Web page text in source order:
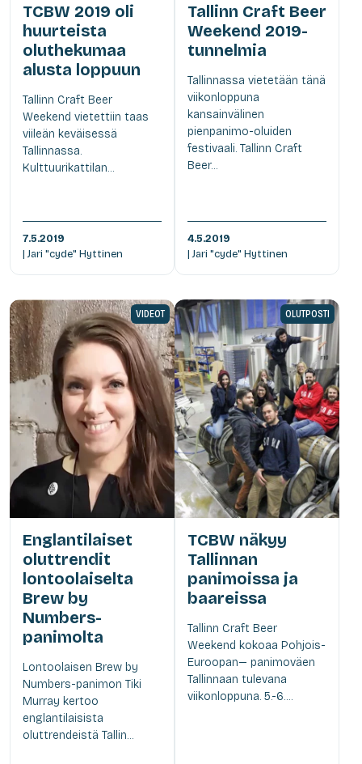
TCBW 2019 oli
huurteista
oluthekumaa
alusta loppuun
Tallinn Craft Beer
Weekend vietettiin taas
viileän keväisessä
Tallinnassa.
Kulttuurikattilan...
7.5.2019
| Jari "cyde" Hyttinen
Tallinn Craft Beer
Weekend 2019-
tunnelmia
Tallinnassa vietetään tänä
viikonloppuna
kansainvälinen
pienpanimo-oluiden
festivaali. Tallinn Craft
Beer...
4.5.2019
| Jari "cyde" Hyttinen
VIDEOT
Englantilaiset
oluttrendit
lontoolaiselta
Brew by
Numbers-
panimolta
Lontoolaisen Brew by
Numbers-panimon Tiki
Murray kertoo
englantilaisista
oluttrendeistä Tallin...
OLUTPOSTI
TCBW näkyy
Tallinnan
panimoissa ja
baareissa
Tallinn Craft Beer
Weekend kokoaa Pohjois-
Euroopan— panimoväen
Tallinnaan tulevana
viikonloppuna. 5.-6....